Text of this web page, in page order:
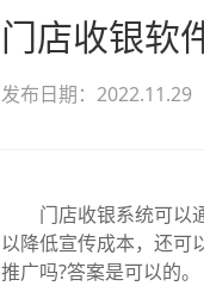
门店收银软
发布日期：2022.11.29
门店收银系统可以通
以降低宣传成本，还可
推广吗?答案是可以的。